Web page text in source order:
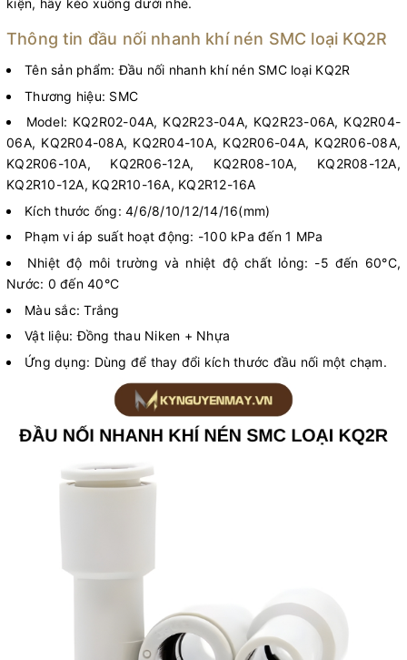
kiện, hãy kéo xuống dưới nhé.
Thông tin đầu nối nhanh khí nén SMC loại KQ2R
Tên sản phẩm: Đầu nối nhanh khí nén SMC loại KQ2R
Thương hiệu: SMC
Model: KQ2R02-04A, KQ2R23-04A, KQ2R23-06A, KQ2R04-
06A, KQ2R04-08A, KQ2R04-10A, KQ2R06-04A, KQ2R06-08A,
KQ2R06-10A, KQ2R06-12A, KQ2R08-10A, KQ2R08-12A,
KQ2R10-12A, KQ2R10-16A, KQ2R12-16A
Kích thước ống: 4/6/8/10/12/14/16(mm)
Phạm vi áp suất hoạt động: -100 kPa đến 1 MPa
Nhiệt độ môi trường và nhiệt độ chất lỏng: -5 đến 60°C,
Nước: 0 đến 40°C
Màu sắc: Trắng
Vật liệu: Đồng thau Niken + Nhựa
Ứng dụng: Dùng để thay đổi kích thước đầu nối một chạm.